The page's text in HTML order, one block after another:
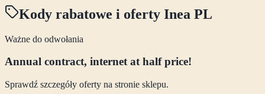
Kody rabatowe i oferty Inea PL
Ważne do odwołania
Annual contract, internet at half price!
Sprawdź szczegóły oferty na stronie sklepu.